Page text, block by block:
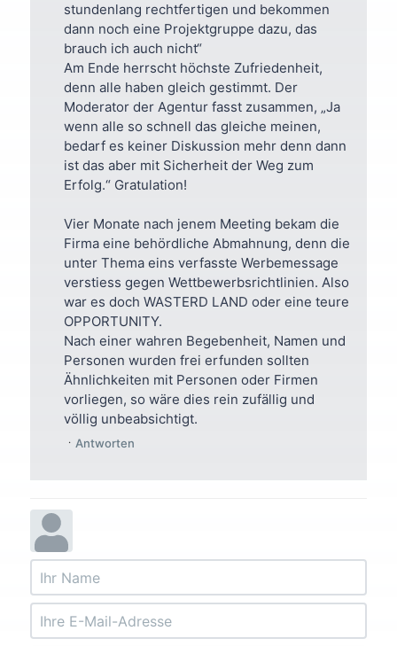
stundenlang rechtfertigen und bekommen
dann noch eine Projektgruppe dazu, das
brauch ich auch nicht“
Am Ende herrscht höchste Zufriedenheit,
denn alle haben gleich gestimmt. Der
Moderator der Agentur fasst zusammen, „Ja
wenn alle so schnell das gleiche meinen,
bedarf es keiner Diskussion mehr denn dann
ist das aber mit Sicherheit der Weg zum
Erfolg.“ Gratulation!
Vier Monate nach jenem Meeting bekam die
Firma eine behördliche Abmahnung, denn die
unter Thema eins verfasste Werbemessage
verstiess gegen Wettbewerbsrichtlinien. Also
war es doch WASTERD LAND oder eine teure
OPPORTUNITY.
Nach einer wahren Begebenheit, Namen und
Personen wurden frei erfunden sollten
Ähnlichkeiten mit Personen oder Firmen
vorliegen, so wäre dies rein zufällig und
völlig unbeabsichtigt.
Antworten